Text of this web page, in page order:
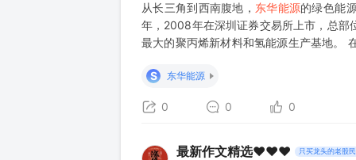
从长三角到西南腹地， 东华能源的绿色能
年，2008年在深圳证券交易所上市，总部
最大的聚丙烯新材料和氢能源生产基地。
S
东华能源
0 0 0
最新作文精选❤️❤️❤️ 只买龙头的老股民